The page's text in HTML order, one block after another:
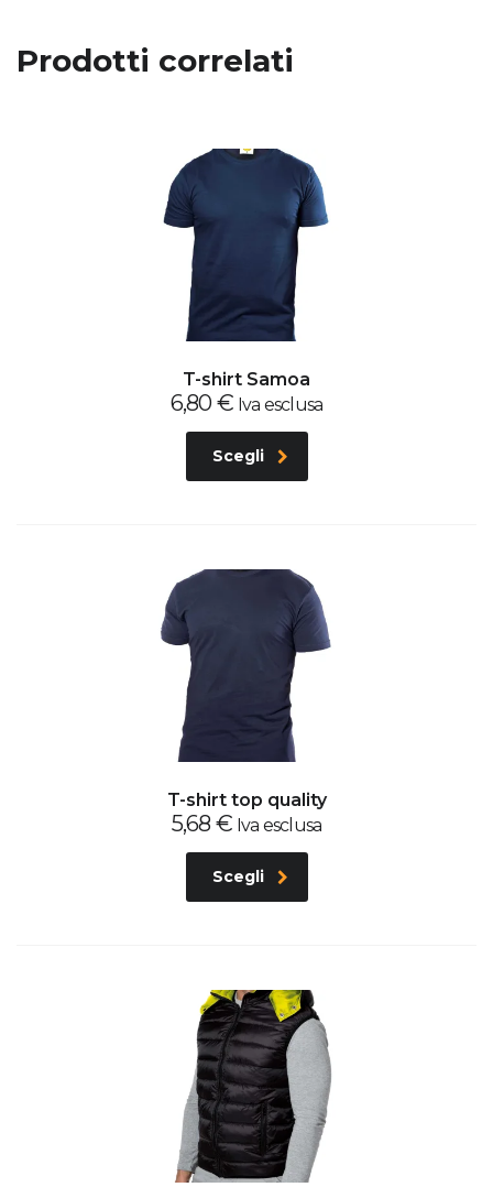
Prodotti correlati
T-shirt Samoa
6,80 € Iva esclusa
Scegli
T-shirt top quality
5,68 € Iva esclusa
Scegli